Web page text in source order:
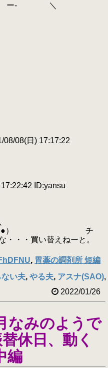
＼
08/08(日) 17:17:22
ID:yansu
チ
・・・買い替えねーと。
, 胃薬の調剤所 短編
い夫, やる夫, アスナ(SAO),
2022/01/26
なみのようで
休日、動く
編